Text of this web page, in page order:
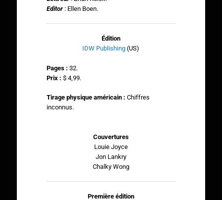
Editor : Ellen Boen.
Édition
IDW Publishing (US)
Pages : 32.
Prix : $ 4,99.
Tirage physique américain : Chiffres
inconnus.
Couvertures
Louie Joyce
Jon Lankry
Chalky Wong
Première édition